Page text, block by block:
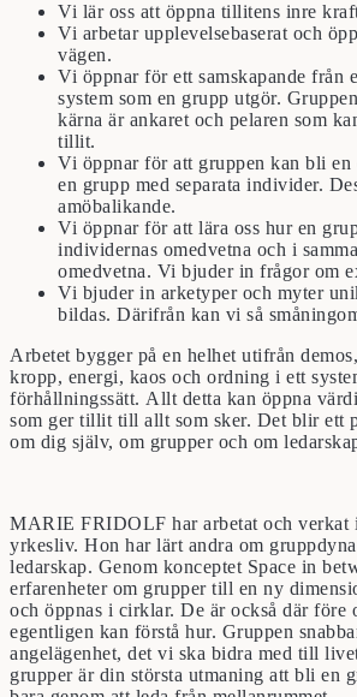
Vi lär oss att öppna tillitens inre
Vi arbetar upplevelsebaserat och
vägen.
Vi öppnar för ett samskapande från
system som en grupp utgör.
kärna är ankaret och pelaren som
tillit.
Vi öppnar för att gruppen kan bli en
en grupp med separata individer.
amöbalikande.
Vi öppnar för att lära oss hur en
individernas omedvetna och i
omedvetna. Vi bjuder in frågor om
Vi bjuder in arketyper och myter
bildas. Därifrån kan vi så
Arbetet bygger på en helhet utifrån
kropp, energi, kaos och ordning i ett
förhållningssätt. Allt detta kan öppna
som ger tillit till allt som sker. Det blir ett
om dig själv, om grupper och om
MARIE FRIDOLF har arbetat och verkat
yrkesliv. Hon har lärt andra om
ledarskap. Genom konceptet Space in
erfarenheter om grupper till en ny
och öppnas i cirklar. De är också där före
egentligen kan förstå hur. Gruppen
angelägenhet, det vi ska bidra med till
grupper är din största utmaning att bli en